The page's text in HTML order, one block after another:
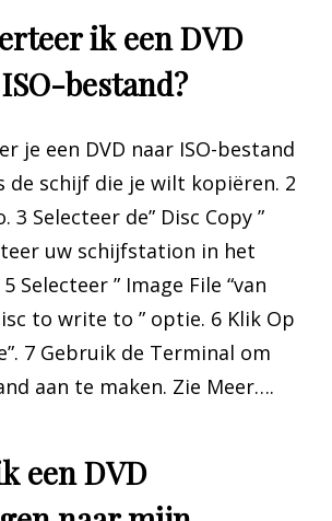
ik een DVD
bestand?
je een DVD naar ISO-bestand
de schijf die je wilt kopiëren. 2
3 Selecteer de” Disc Copy ”
uw schijfstation in het
Selecteer ” Image File “van
to write to ” optie. 6 Klik Op
7 Gebruik de Terminal om
aan te maken. Zie Meer….
een DVD